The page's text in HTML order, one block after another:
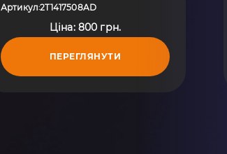
2T1417508AD
Артикул:2T1417508AD
Ціна: 800 грн.
ПЕРЕГЛЯНУТИ